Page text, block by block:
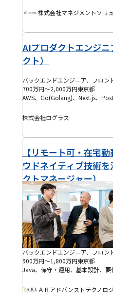
株式会社マネジメントソリ
AIプロダクトエンジ
クト）
700万円～2,000万円東京都
株式会社ログラス
【リモート可・在宅
ウドネイティブ技術
クトマネージャー）
900万円～1,800万円東京都
Java、保守・運用、基本設計、
ＡＲアドバンストテクノロ